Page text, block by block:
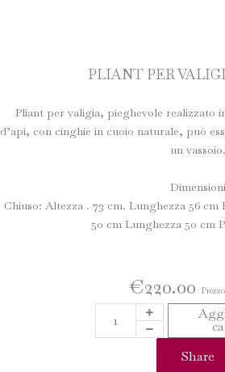
PLIANT PER
Pliant per valigia, pieghevole realizzato
d’api, con cinghie in cuoio naturale, può
un vassoio.
Dimensioni
Chiuso: Altezza . 73 cm. Lunghezza 56
50 cm Lunghezza 50 cm
€220.00
PLIANT
PER
VALIGIA
Share